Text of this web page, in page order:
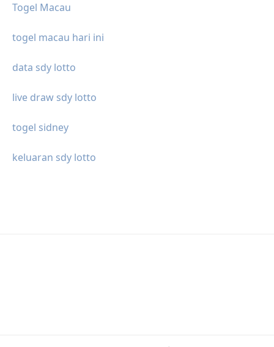
Togel Macau
togel macau hari ini
data sdy lotto
live draw sdy lotto
togel sidney
keluaran sdy lotto